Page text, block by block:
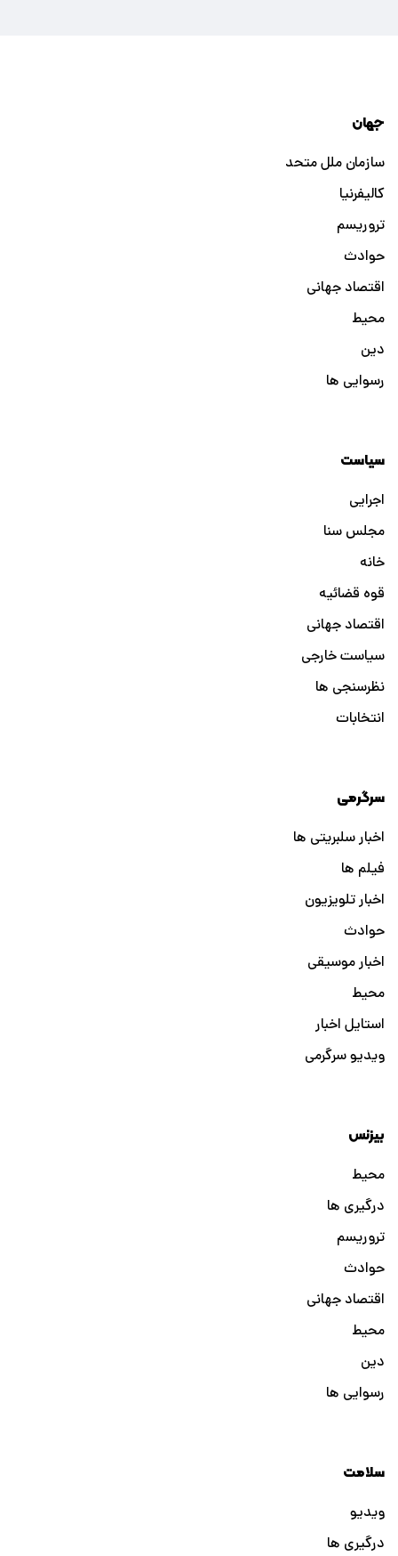
جهان
سازمان ملل متحد
کالیفرنیا
تروریسم
حوادث
اقتصاد جهانی
محیط
دین
رسوایی ها
سیاست
اجرایی
مجلس سنا
خانه
قوه قضائیه
اقتصاد جهانی
سیاست خارجی
نظرسنجی ها
انتخابات
سرگرمی
اخبار سلبریتی ها
فیلم ها
اخبار تلویزیون
حوادث
اخبار موسیقی
محیط
استایل اخبار
ویدیو سرگرمی
بیزنس
محیط
درگیری ها
تروریسم
حوادث
اقتصاد جهانی
محیط
دین
رسوایی ها
سلامت
ویدیو
درگیری ها